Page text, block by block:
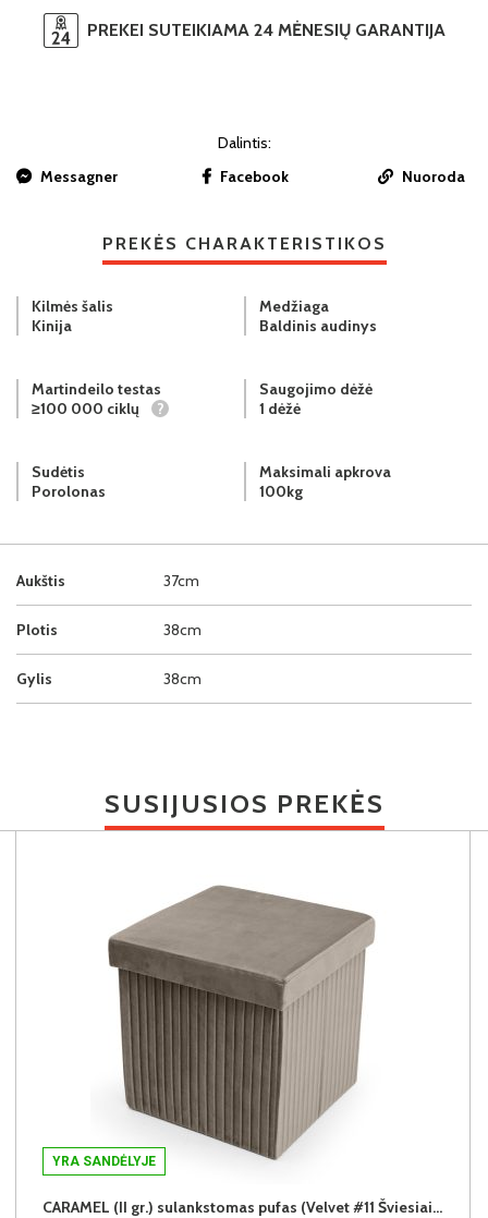
PREKEI SUTEIKIAMA 24 MĖNESIŲ GARANTIJA
Dalintis:
Messagner
Facebook Nuoroda
PREKĖS CHARAKTERISTIKOS
Aukštis 37cm
Plotis 38cm
Gylis 38cm
Kilmės šalis
Kinija
Medžiaga
Baldinis audinys
Martindeilo testas
≥100 000 ciklų
?
Saugojimo dėžė
1 dėžė
Sudėtis
Porolonas
Maksimali apkrova
100kg
SUSIJUSIOS PREKĖS
YRA SANDĖLYJE
CARAMEL (II gr.) sulankstomas pufas (Velvet #11 Šviesiai rudas)